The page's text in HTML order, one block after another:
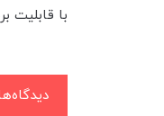
با قابلیت